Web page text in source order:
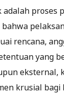
adalah proses
rencana,
yang
eksternal,
krusial